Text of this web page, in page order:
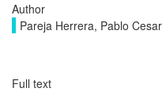
Author
Pareja Herrera, Pablo Cesar
Full text